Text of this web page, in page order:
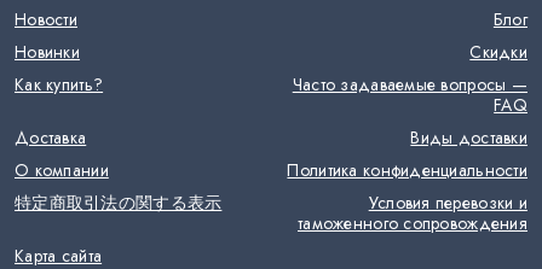
Новости
Блог
Новинки
Скидки
Как купить?
Часто задаваемые вопросы —
FAQ
Доставка
Виды доставки
О компании
Политика конфиденциальности
特定商取引法の関する表示
Условия перевозки и
таможенного сопровождения
Карта сайта